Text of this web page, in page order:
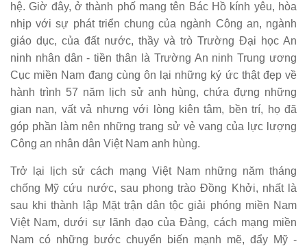
hệ. Giờ đây, ở thành phố mang tên Bác Hồ kính yêu, hòa
nhịp với sự phát triển chung của ngành Công an, ngành
giáo dục, của đất nước, thầy và trò Trường Đại học An
ninh nhân dân - tiền thân là Trường An ninh Trung ương
Cục miền Nam đang cùng ôn lại những ký ức thật đẹp về
hành trình 57 năm lịch sử anh hùng, chứa đựng những
gian nan, vất vả nhưng với lòng kiên tâm, bền trí, họ đã
góp phần làm nên những trang sử vẻ vang của lực lượng
Công an nhân dân Việt Nam anh hùng.
Trở lại lịch sử cách mạng Việt Nam những năm tháng
chống Mỹ cứu nước, sau phong trào Đồng Khởi, nhất là
sau khi thành lập Mặt trận dân tộc giải phóng miền Nam
Việt Nam, dưới sự lãnh đạo của Đảng, cách mạng miền
Nam có những bước chuyển biến mạnh mẽ, đẩy Mỹ -